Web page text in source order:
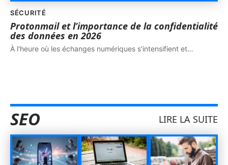
SÉCURITÉ
Protonmail et l’importance de la confidentialité
des données en 2026
À l'heure où les échanges numériques s'intensifient et…
SEO LIRE LA SUITE